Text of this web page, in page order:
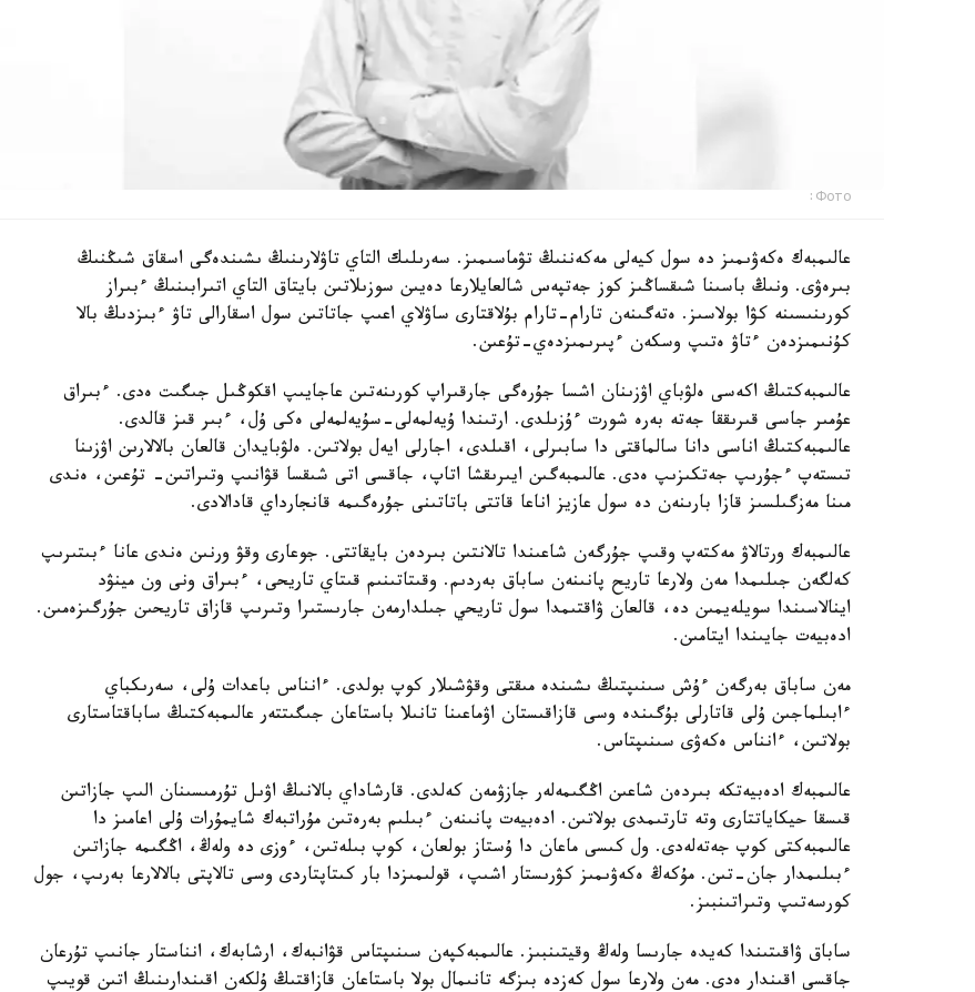
Фото:
عالىمبەك ەكەۋىمىز دە سول كيەلى مەكەننىڭ تۋماسىمىز. سەرىلىك التاي تاۋلارىنىڭ ىشىندەگى اسقاق شىڭنىڭ
بىرەۋى. ونىڭ باسىنا شىقساڭىز كوز جەتپەس شالعايلارعا دەيىن سوزىلاتىن بايتاق التاي اتىرابىنىڭ ءبىراز
كورىنىسىنە كۋا بولاسىز. ەتەگىنەن تارام-تارام بۇلاقتارى ساۋلاي اعىپ جاتاتىن سول اسقارالى تاۋ ءبىزدىڭ بالا
كۇنىمىزدەن ءتاۋ ەتىپ وسكەن ءپىرىمىزدەي-تۇعىن.
عالىمبەكتىڭ اكەسى ەلۋباي اۋزىنان اشسا جۇرەگى جارقىراپ كورىنەتىن عاجايىپ اقكوڭىل جىگىت ەدى. ءبىراق
عۇمىر جاسى قىرىققا جەتە بەرە شورت ءۇزىلدى. ارتىندا ۇيەلمەلى-سۇيەلمەلى ەكى ۇل، ءبىر قىز قالدى.
عالىمبەكتىڭ اناسى دانا سالماقتى دا سابىرلى، اقىلدى، اجارلى ايەل بولاتىن. ەلۋبايدان قالعان بالالارىن اۋزىنا
تىستەپ ءجۇرىپ جەتكىزىپ ەدى. عالىمبەگىن ايىرىقشا اتاپ، جاقسى اتى شىقسا قۋانىپ وتىراتىن- تۇعىن، ەندى
مىنا مەزگىلسىز قازا بارىنەن دە سول عازيز اناعا قاتتى باتاتىنى جۇرەگىمە قانجارداي قادالادى.
عالىمبەك ورتالاۋ مەكتەپ وقىپ جۇرگەن شاعىندا تالانتىن بىردەن بايقاتتى. جوعارى وقۋ ورنىن ەندى عانا ءبىتىرىپ
كەلگەن جىلىمدا مەن ولارعا تاريح پانىنەن ساباق بەردىم. وقىتاتىنىم قىتاي تاريحى، ءبىراق ونى ون مينۋد
اينالاسىندا سويلەيمىن دە، قالعان ۋاقتىمدا سول تاريحي جىلدارمەن جارىستىرا وتىرىپ قازاق تاريحىن جۇرگىزەمىن.
ادەبيەت جايىندا ايتامىن.
مەن ساباق بەرگەن ءۇش سىنىپتىڭ ىشىندە مىقتى وقۋشىلار كوپ بولدى. ءانناس باعدات ۇلى، سەرىكباي
ءابىلماجىن ۇلى قاتارلى بۇگىندە وسى قازاقىستان اۋماعىنا تانىلا باستاعان جىگىتتەر عالىمبەكتىڭ ساباقتاستارى
بولاتىن، ءانناس ەكەۋى سىنىپتاس.
عالىمبەك ادەبيەتكە بىردەن شاعىن اڭگىمەلەر جازۋمەن كەلدى. قارشاداي بالانىڭ اۋىل تۇرمىسىنان الىپ جازاتىن
قىسقا حيكاياتتارى وتە تارتىمدى بولاتىن. ادەبيەت پانىنەن ءبىلىم بەرەتىن مۇراتبەك شايمۇرات ۇلى اعامىز دا
عالىمبەكتى كوپ جەتەلەدى. ول كىسى ماعان دا ۇستاز بولعان، كوپ بىلەتىن، ءوزى دە ولەڭ، اڭگىمە جازاتىن
ءبىلىمدار جان-تىن. مۇكەڭ ەكەۋىمىز كۋرىستار اشىپ، قولىمىزدا بار كىتاپتاردى وسى تالاپتى بالالارعا بەرىپ، جول
كورسەتىپ وتىراتىنبىز.
ساباق ۋاقىتىندا كەيدە جارىسا ولەڭ وقيتىنبىز. عالىمبەكپەن سىنىپتاس قۋانبەك، ارشابەك، انناستار جانىپ تۇرعان
جاقسى اقىندار ەدى. مەن ولارعا سول كەزدە بىزگە تانىمال بولا باستاعان قازاقتىڭ ۇلكەن اقىندارىنىڭ اتىن قويىپ